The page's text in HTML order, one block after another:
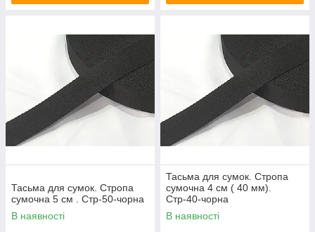
Тасьма для сумок. Стропа
сумочна 5 см . Стр-50-чорна
В наявності
Тасьма для сумок. Стропа
сумочна 4 см ( 40 мм).
Стр-40-чорна
В наявності